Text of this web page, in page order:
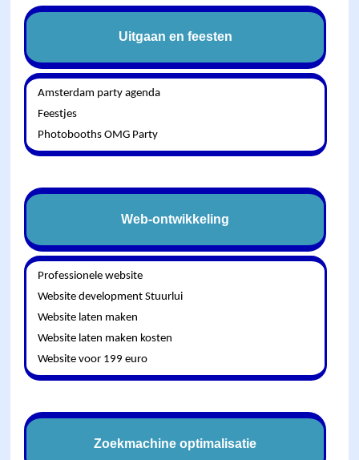
Uitgaan en feesten
Amsterdam party agenda
Feestjes
Photobooths OMG Party
Web-ontwikkeling
Professionele website
Website development Stuurlui
Website laten maken
Website laten maken kosten
Website voor 199 euro
Zoekmachine optimalisatie